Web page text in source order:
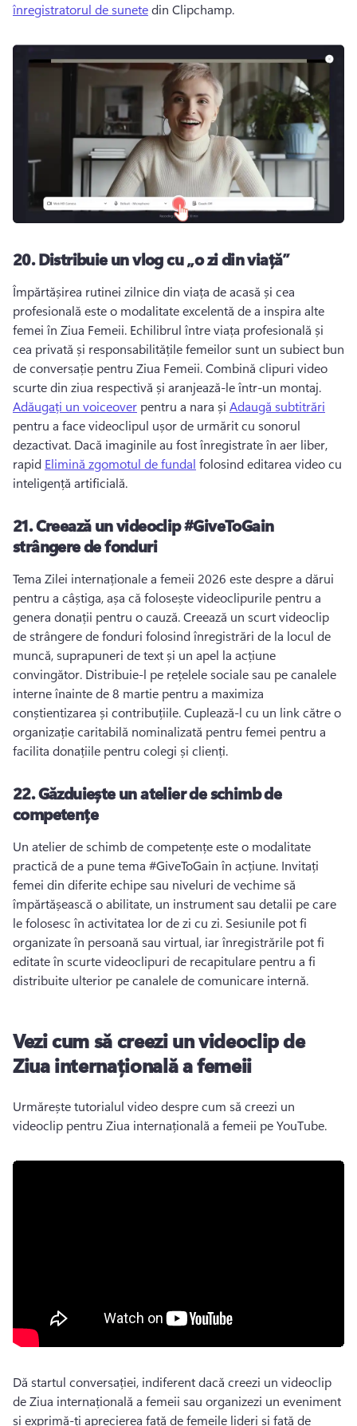
înregistratorul de sunete din Clipchamp.
20.Distribuie un vlog cu „o zi din viață”
Împărtășirea rutinei zilnice din viața de acasă și cea
profesională este o modalitate excelentă de a inspira alte
femei în Ziua Femeii. Echilibrul între viața profesională și
cea privată și responsabilitățile femeilor sunt un subiect bun
de conversație pentru Ziua Femeii. Combină clipuri video
scurte din ziua respectivă și aranjează-le într-un montaj.
Adăugați un voiceover pentru a nara și Adaugă subtitrări
pentru a face videoclipul ușor de urmărit cu sonorul
dezactivat. Dacă imaginile au fost înregistrate în aer liber,
rapid Elimină zgomotul de fundal folosind editarea video cu
inteligență artificială.
21.Creează un videoclip #GiveToGain
strângere de fonduri
Tema Zilei internaționale a femeii 2026 este despre a dărui
pentru a câștiga, așa că folosește videoclipurile pentru a
genera donații pentru o cauză. Creează un scurt videoclip
de strângere de fonduri folosind înregistrări de la locul de
muncă, suprapuneri de text și un apel la acțiune
convingător. Distribuie-l pe rețelele sociale sau pe canalele
interne înainte de 8 martie pentru a maximiza
conștientizarea și contribuțiile. Cuplează-l cu un link către o
organizație caritabilă nominalizată pentru femei pentru a
facilita donațiile pentru colegi și clienți.
22.Găzduiește un atelier de schimb de
competențe
Un atelier de schimb de competențe este o modalitate
practică de a pune tema #GiveToGain în acțiune. Invitați
femei din diferite echipe sau niveluri de vechime să
împărtășească o abilitate, un instrument sau detalii pe care
le folosesc în activitatea lor de zi cu zi. Sesiunile pot fi
organizate în persoană sau virtual, iar înregistrările pot fi
editate în scurte videoclipuri de recapitulare pentru a fi
distribuite ulterior pe canalele de comunicare internă.
Vezi cum să creezi un videoclip de
Ziua internațională a femeii
Urmărește tutorialul video despre cum să creezi un
videoclip pentru Ziua internațională a femeii pe YouTube.
Dă startul conversației, indiferent dacă creezi un videoclip
de Ziua internațională a femeii sau organizezi un eveniment
și exprimă-ți aprecierea față de femeile lideri și față de